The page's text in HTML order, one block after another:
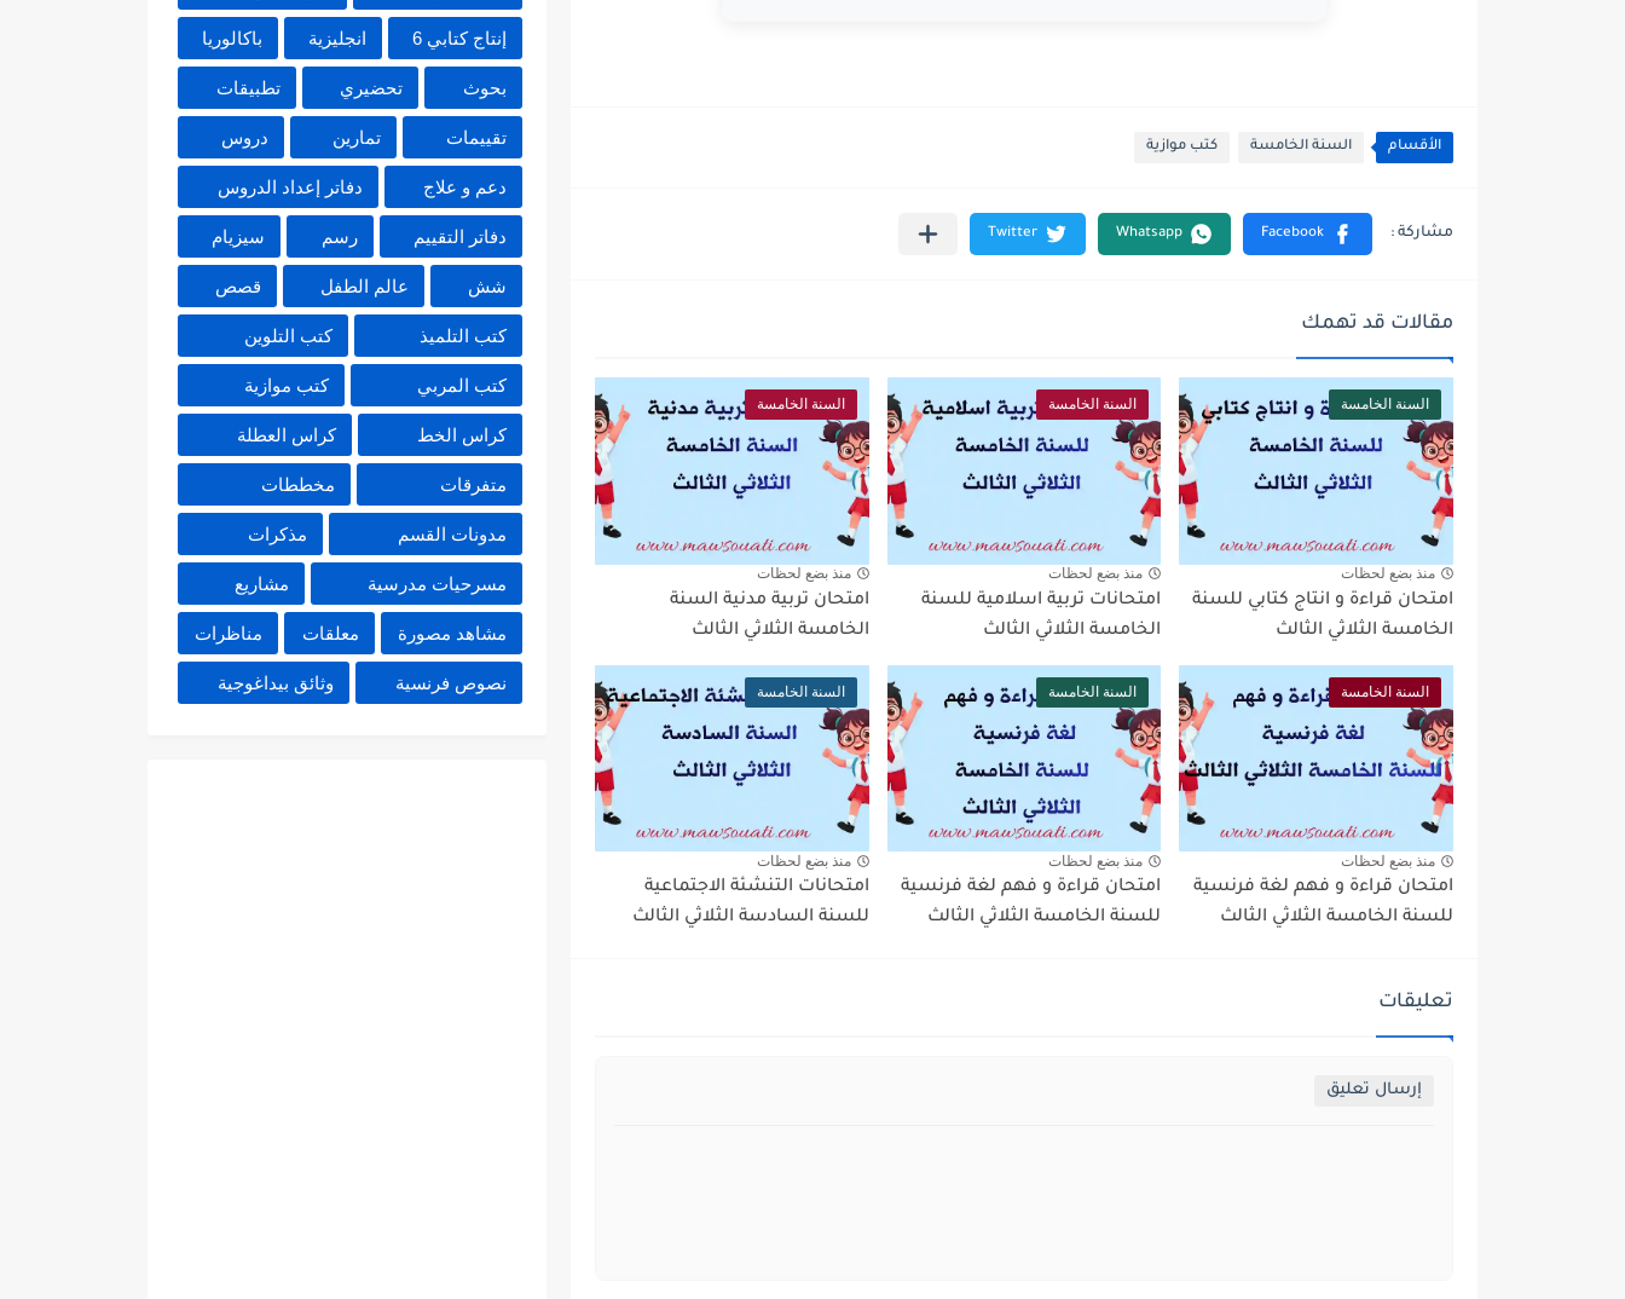
الأقسام السنة الخامسة كتب موازية
مقالات قد تهمك
السنة الخامسة
منذ بضع لحظات
امتحان قراءة و انتاج كتابي للسنة
الخامسة الثلاثي الثالث
السنة الخامسة
منذ بضع لحظات
امتحانات تربية اسلامية للسنة
الخامسة الثلاثي الثالث
السنة الخامسة
منذ بضع لحظات
امتحان تربية مدنية السنة
الخامسة الثلاثي الثالث
السنة الخامسة
منذ بضع لحظات
امتحان قراءة و فهم لغة فرنسية
للسنة الخامسة الثلاثي الثالث
السنة الخامسة
منذ بضع لحظات
امتحان قراءة و فهم لغة فرنسية
للسنة الخامسة الثلاثي الثالث
السنة الخامسة
منذ بضع لحظات
امتحانات التنشئة الاجتماعية
للسنة السادسة الثلاثي الثالث
تعليقات
إرسال تعليق
إنتاج كتابي 6 انجليزية باكالوريا
بحوث تحضيري تطبيقات
تقييمات تمارين دروس
دعم و علاج دفاتر إعداد الدروس
دفاتر التقييم رسم سيزيام
شش عالم الطفل قصص
كتب التلميذ كتب التلوين
كتب المربي كتب موازية
كراس الخط كراس العطلة
متفرقات مخططات
مدونات القسم مذكرات
مسرحيات مدرسية مشاريع
مشاهد مصورة معلقات مناظرات
نصوص فرنسية وثائق بيداغوجية